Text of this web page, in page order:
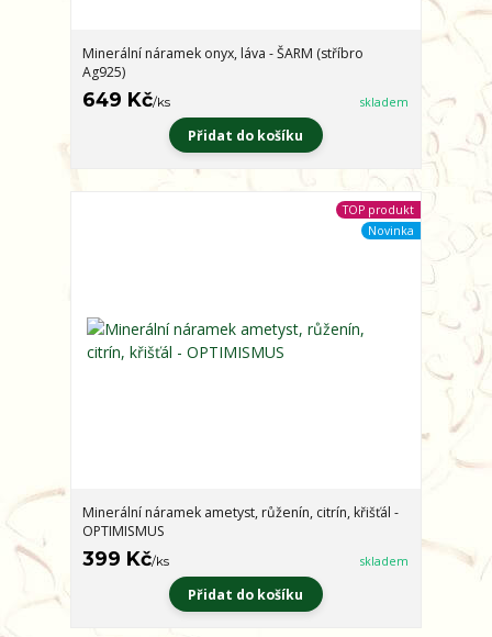
Minerální náramek onyx, láva - ŠARM (stříbro
Ag925)
649 Kč/ks skladem
Přidat do košíku
TOP produkt
Novinka
Minerální náramek ametyst, růženín, citrín, křišťál -
OPTIMISMUS
399 Kč/ks skladem
Přidat do košíku